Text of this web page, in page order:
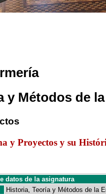
y Métodos de
y Proyectos y su
datos de la asignatura
Historia, Teoría y Métodos de la